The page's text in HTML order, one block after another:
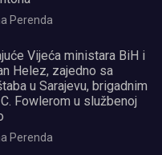
Perenda
Vijeća ministara BiH i
Helez, zajedno sa
u Sarajevu, brigadnim
Fowlerom u službenoj
Perenda